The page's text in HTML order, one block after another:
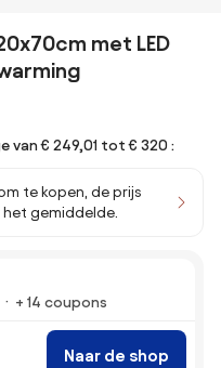
met LED
van € 249,01 tot € 320 :
te kopen, de prijs
gemiddelde.
+ 14 coupons
Naar de shop